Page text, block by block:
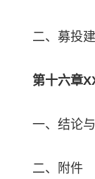
二、募投
第十六章
一、结论
二、附件